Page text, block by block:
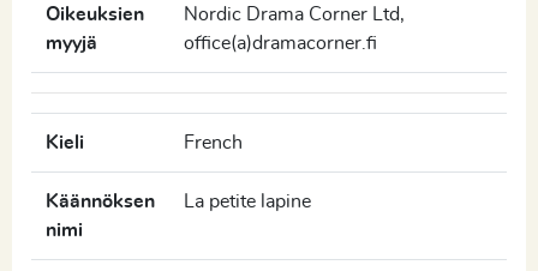
Oikeuksien
myyjä
Nordic Drama Corner Ltd,
office(a)dramacorner.fi
Kieli French
Käännöksen
nimi
La petite lapine